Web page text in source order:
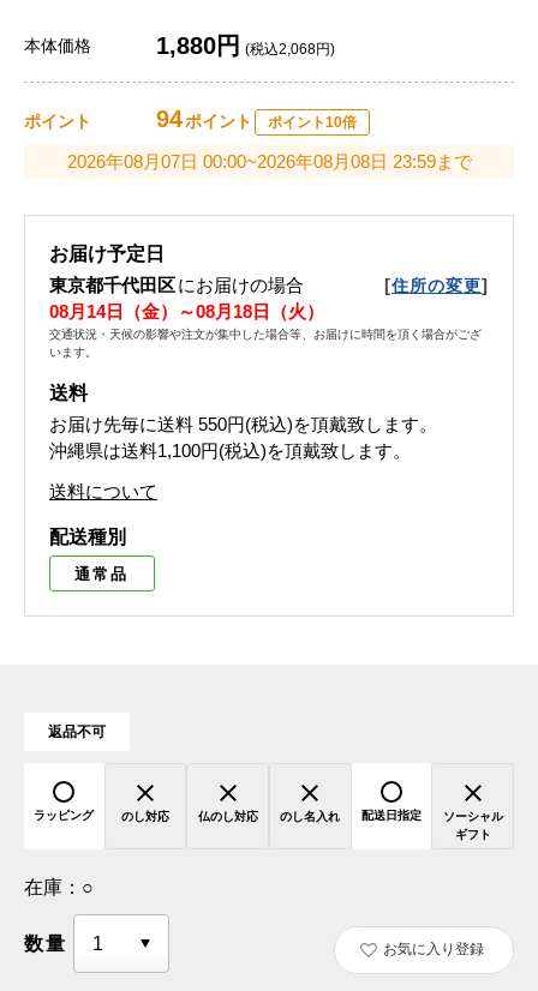
本体価格 1,880円 (税込2,068円)
ポイント 94ポイント ポイント10倍
2026年08月07日 00:00~2026年08月08日 23:59まで
お届け予定日
東京都千代田区にお届けの場合 [住所の変更]
08月14日（金）～08月18日（火）
交通状況・天候の影響や注文が集中した場合等、お届けに時間を頂く場合がござ
います。
送料
お届け先毎に送料 550円(税込)を頂戴致します。
沖縄県は送料1,100円(税込)を頂戴致します。
送料について
配送種別
通常品
返品不可
ラッピング のし対応 仏のし対応 のし名入れ 配送日指定
ソーシャル
ギフト
在庫： ○
数量 お気に入り登録